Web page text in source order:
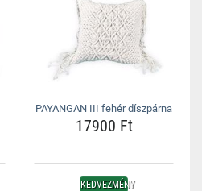
PAYANGAN III fehér díszpárna
17900 Ft
KEDVEZMÉNY